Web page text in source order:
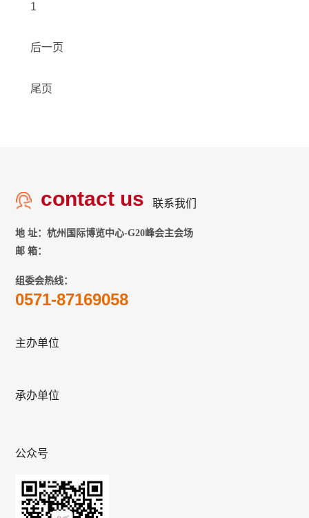
1
后一页
尾页
contact us 联系我们
地 址：杭州国际博览中心-G20峰会主会场
邮 箱：
组委会热线：
0571-87169058
主办单位
承办单位
公众号